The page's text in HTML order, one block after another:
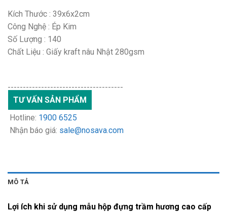
Kích Thước : 39x6x2cm
Công Nghệ : Ép Kim
Số Lượng : 140
Chất Liệu : Giấy kraft nâu Nhật 280gsm
--------------------------------------
TƯ VẤN SẢN PHẨM
Hotline: 1900 6525
Nhận báo giá: sale@nosava.com
MÔ TẢ
Lợi ích khi sử dụng mẫu hộp đựng trầm hương cao cấp